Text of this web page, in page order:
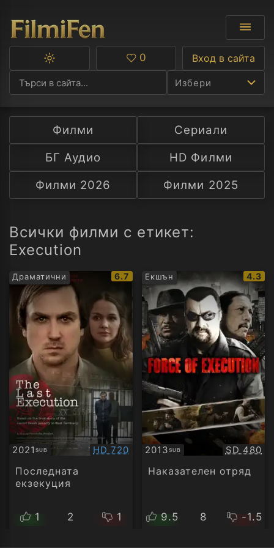
Избери
Ф
С
А
Превключване
тъмна
тема
Любими
0 Вход в сайта
Филми
Сериали
БГ Аудио
HD Филми
Филми 2026
Филми 2025
Всички филми с етикет:
Execution
Драматични
IMDb
рейтинг:
6.7
2021SUB
Субтитри Качество:
HD 720
Последната
екзекуция
1 2 1
Екшън
IMDb
4.3
2013SUB
Субтитри SD 480
Наказателен отряд
9.5 8 -1.5